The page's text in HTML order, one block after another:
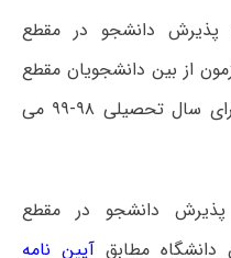
پذیرش دانشجو در مقطع
از بین دانشجویان مقطع
کارشناسی پیوسته واجد شرایط برای سال تحصیلی ۹۸-۹۹ می
دانشجو در مقطع
مطابقآیین نامه